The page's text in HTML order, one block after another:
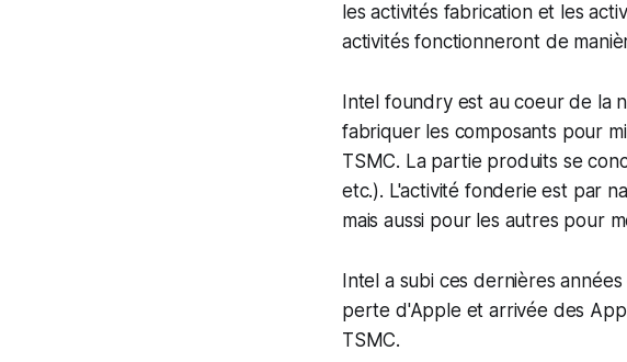
les activités fabrication et les
activités fonctionneront de
Intel foundry est au coeur de la
fabriquer les composants pour
TSMC. La partie produits se
etc.). L'activité fonderie est par
mais aussi pour les autres pour
Intel a subi ces dernières
perte d'Apple et arrivée des
TSMC.